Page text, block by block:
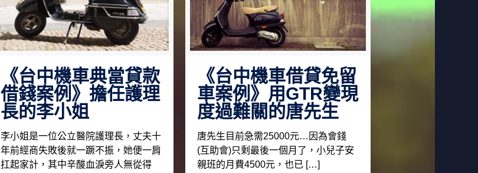
《台中機車典當貸款
借錢案例》擔任護理
長的李小姐
李小姐是一位公立醫院護理長，丈夫十
年前經商失敗後就一蹶不振，她便一肩
扛起家計，其中辛酸血淚旁人無從得
《台中機車借貸免留
車案例》用GTR變現
度過難關的唐先生
唐先生目前急需25000元…因為會錢
(互助會)只剩最後一個月了，小兒子安
親班的月費4500元，也已 […]